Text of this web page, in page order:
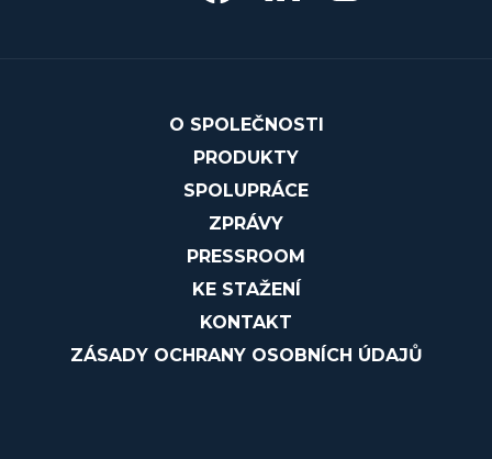
O SPOLEČNOSTI
PRODUKTY
SPOLUPRÁCE
ZPRÁVY
PRESSROOM
KE STAŽENÍ
KONTAKT
ZÁSADY OCHRANY OSOBNÍCH ÚDAJŮ